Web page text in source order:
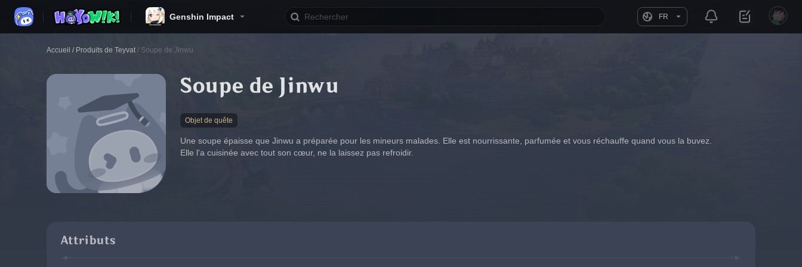
Genshin Impact FR
Accueil / Produits de Teyvat / Soupe de Jinwu
Soupe de Jinwu
Objet de quête
Une soupe épaisse que Jinwu a préparée pour les mineurs malades. Elle est nourrissante, parfumée et vous réchauffe quand vous la buvez.
Elle l'a cuisinée avec tout son cœur, ne la laissez pas refroidir.
Attributs